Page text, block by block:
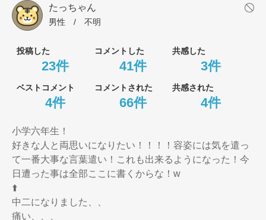
たっちゃん
男性 / 不明
投稿した コメントした 共感した
23件 41件 3件
ベストコメント コメントされた 共感された
4件 66件 4件
小学六年生！
好きな人と両思いになりたい！！！！容姿には気を遣っ
て一番大事な言葉遣い！これも出来るようになった！今
日遭った事は全部ここに書くからな！w
⬆️
中二になりました、、
痛い、、、